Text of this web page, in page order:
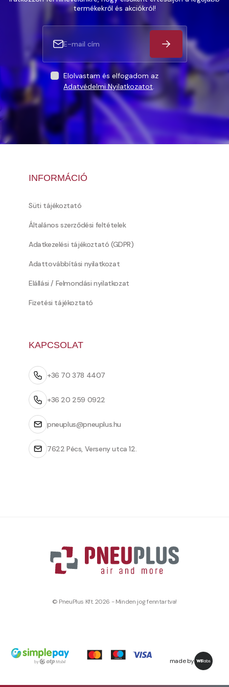
termékekről és akciókról!
Elolvastam és elfogadom az
Adatvédelmi Nyilatkozatot.
INFORMÁCIÓ
Süti tájékoztató
Általános szerződési feltételek
Adatkezelési tájékoztató (GDPR)
Adattovábbítási nyilatkozat
Elállási / Felmondási nyilatkozat
Fizetési tájékoztató
KAPCSOLAT
+36 70 378 4407
+36 20 259 0922
pneuplus@pneuplus.hu
7622 Pécs, Verseny utca 12.
© PneuPlus Kft. 2026 - Minden jog fenntartva!
made by